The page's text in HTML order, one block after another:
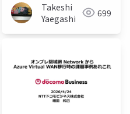
Takeshi
Yaegashi
699